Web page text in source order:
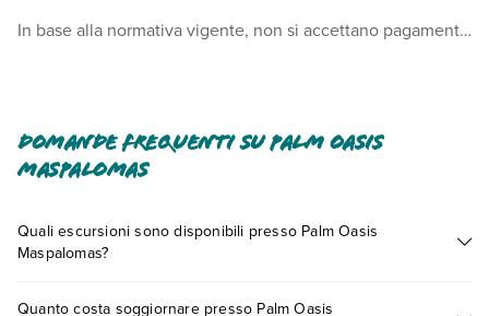
In base alla normativa vigente, non si accettano pagamenti
possono essere effettuate contattando un aparthotel prima
dell'arrivo utilizzando i recapiti riportati sulla conferma della
prenotazione. Secondo quanto disposto dalle norme
disponibile solo in fasce orarie prestabilite dal giorno 01
ottobre al giorno 31 maggio. Le pulizie sono a cura di un
Domande frequenti su Palm Oasis
Maspalomas
Quali escursioni sono disponibili presso Palm Oasis
Maspalomas?
Quanto costa soggiornare presso Palm Oasis